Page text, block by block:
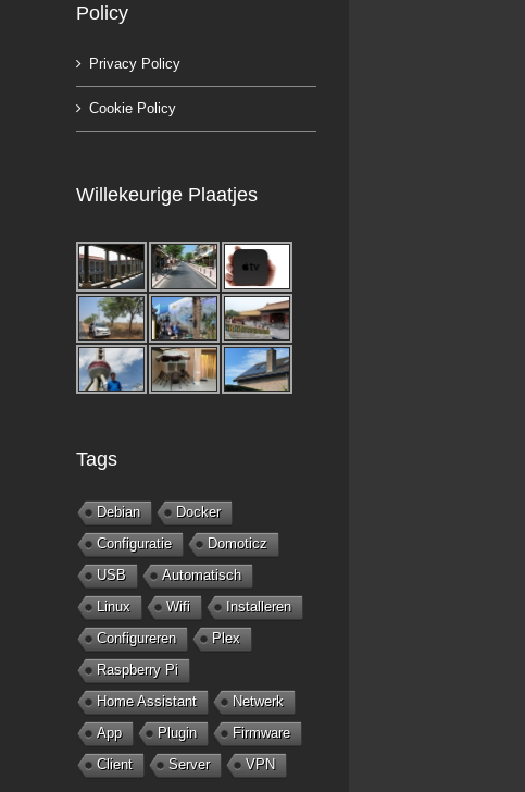
Policy
Privacy Policy
Cookie Policy
Willekeurige Plaatjes
Tags
Debian
Docker
Configuratie
Domoticz
USB
Automatisch
Linux
Wifi
Installeren
Configureren
Plex
Raspberry Pi
Home Assistant
Netwerk
App
Plugin
Firmware
Client
Server VPN